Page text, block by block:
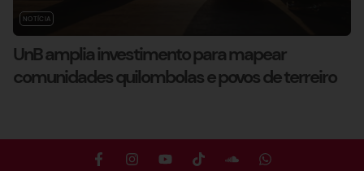
NOTÍCIA
UnB amplia investimento para mapear
comunidades quilombolas e povos de terreiro